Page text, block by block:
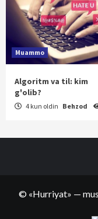
Muammo
Algoritm va til: kim
g'olib?
4 kun oldin Behzod
© «Hurriyat» —